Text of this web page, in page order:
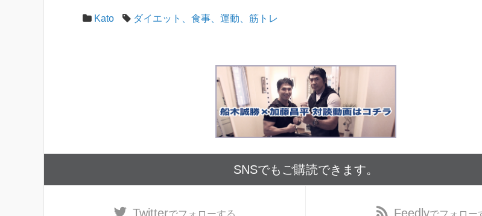
Kato ダイエット、食事、運動、筋トレ
SNSでもご購読できます。
Twitterでフォローする Feedlyでフォロー